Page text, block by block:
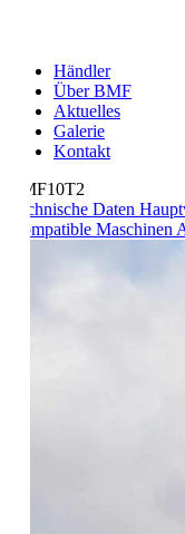
Händler
Über BMF
Aktuelles
Galerie
Kontakt
Daten
Maschinen